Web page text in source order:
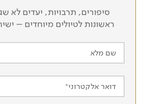
נעם פורת
סיפורים, תרבויות, יעדים לא
ראשונות לטיולים מיוחדים –
שם מלא
דואר אלקטרוני